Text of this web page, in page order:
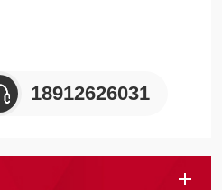
18912626031